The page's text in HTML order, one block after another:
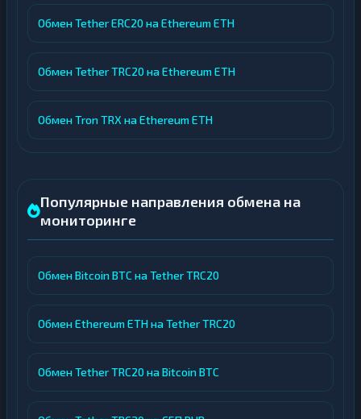
Обмен Tether ERC20 на Ethereum ETH
Обмен Tether TRC20 на Ethereum ETH
Обмен Tron TRX на Ethereum ETH
Популярные направления обмена на
мониторинге
Обмен Bitcoin BTC на Tether TRC20
Обмен Ethereum ETH на Tether TRC20
Обмен Tether TRC20 на Bitcoin BTC